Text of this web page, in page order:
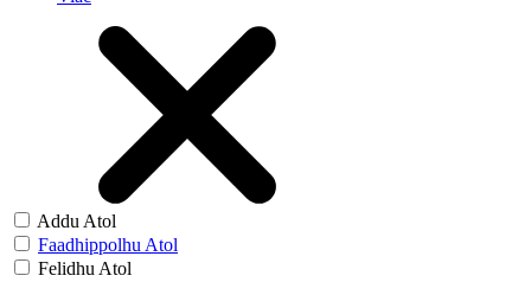
Addu Atol
Faadhippolhu Atol
Felidhu Atol